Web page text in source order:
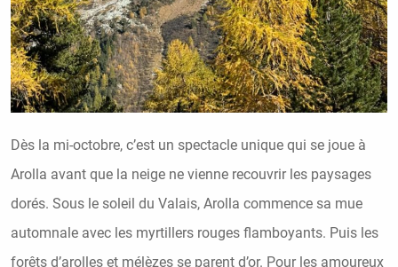
Dès la mi-octobre, c’est un spectacle unique qui se joue à
Arolla avant que la neige ne vienne recouvrir les paysages
dorés. Sous le soleil du Valais, Arolla commence sa mue
automnale avec les myrtillers rouges flamboyants. Puis les
forêts d’arolles et mélèzes se parent d’or. Pour les amoureux